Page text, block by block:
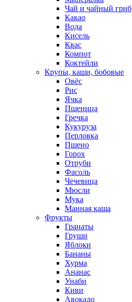
Чай и чайный гриб
Какао
Вода
Кисель
Квас
Компот
Коктейли
Крупы, каши, бобовые
Овёс
Рис
Ячка
Пшеница
Гречка
Кукуруза
Перловка
Пшено
Горох
Отруби
Фасоль
Чечевица
Мюсли
Мука
Манная каша
Фрукты
Гранаты
Груши
Яблоки
Бананы
Хурма
Ананас
Унаби
Киви
Авокадо